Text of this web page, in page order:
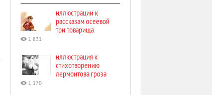
иллюстрации к
рассказам осеевой
три товарища
1 831
иллюстрация к
стихотворению
лермонтова гроза
1 170